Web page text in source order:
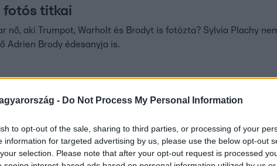
- Do Not Process My Personal Information
to opt-out of the sale, sharing to third parties, or processing of your
information for targeted advertising by us, please use the below opt-out
selection. Please note that after your opt-out request is processed
fotós titkai
nő, aki Trumpot, Warholt és Brodyt is fotózta? Sylvia Plachy
Adrien Brody édesanyja is.
6:50
Megvannak a nyertesek! Kik vihették haza az
legnagyobb meglepetéseit!